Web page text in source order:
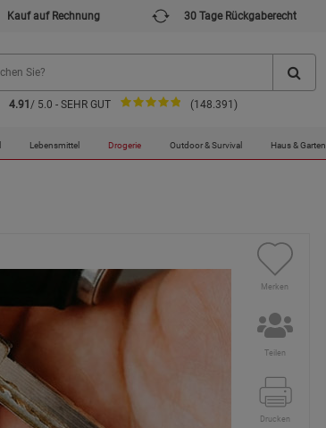
Kauf auf Rechnung 30 Tage Rückgaberecht
4.91 / 5.0 - SEHR GUT (148.391)
Lebensmittel Drogerie Outdoor & Survival Haus & Garten
Merken
Teilen
Drucken